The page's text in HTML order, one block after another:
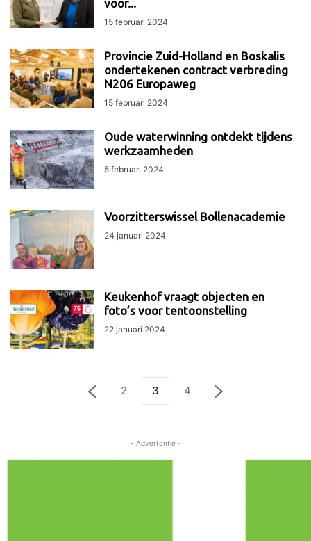
voor...
15 februari 2024
Provincie Zuid-Holland en Boskalis
ondertekenen contract verbreding
N206 Europaweg
15 februari 2024
Oude waterwinning ontdekt tijdens
werkzaamheden
5 februari 2024
Voorzitterswissel Bollenacademie
24 januari 2024
Keukenhof vraagt objecten en
foto’s voor tentoonstelling
22 januari 2024
2 3 4
- Advertentie -